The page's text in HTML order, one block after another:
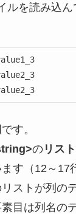
ルを読み込
す。
のリス
す（12～17
ストが列の
目は列名の